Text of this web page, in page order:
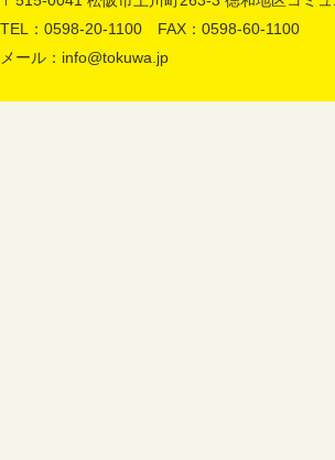
TEL：0598-20-1100 FAX：0598-60-1100
メール： info@tokuwa.jp